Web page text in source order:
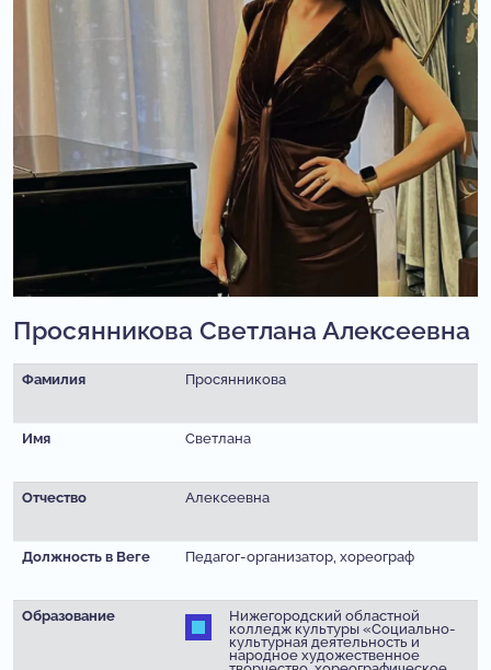
Просянникова Светлана Алексеевна
Фамилия Просянникова
Имя Светлана
Отчество Алексеевна
Должность в Веге Педагог-организатор, хореограф
Образование
Нижегородский областной
колледж культуры «Социально-
культурная деятельность и
народное художественное